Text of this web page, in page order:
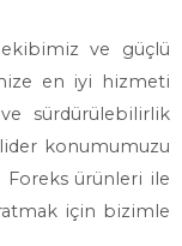
ve güçlü
en iyi hizmeti
sürdürülebilirlik
konumumuzu
Foreks ürünleri ile
için bizimle